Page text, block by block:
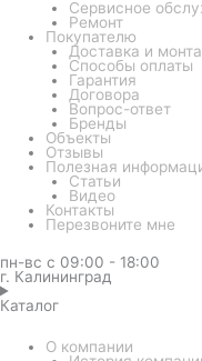
Сервисное
Ремонт
Покупателю
Доставка и
Способы оплаты
Гарантия
Договора
Вопрос-ответ
Бренды
Объекты
Отзывы
Полезная
Статьи
Видео
Контакты
Перезвоните мне
пн-вс с 09:00 - 18:00
г. Калининград
Каталог
О компании